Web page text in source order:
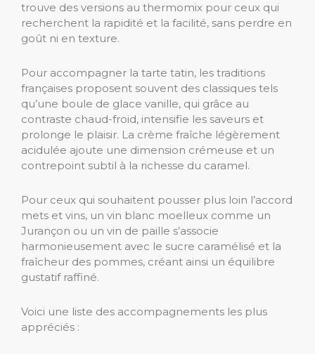
trouve des versions au thermomix pour ceux qui
recherchent la rapidité et la facilité, sans perdre en
goût ni en texture.
Pour accompagner la tarte tatin, les traditions
françaises proposent souvent des classiques tels
qu’une boule de glace vanille, qui grâce au
contraste chaud-froid, intensifie les saveurs et
prolonge le plaisir. La crème fraîche légèrement
acidulée ajoute une dimension crémeuse et un
contrepoint subtil à la richesse du caramel.
Pour ceux qui souhaitent pousser plus loin l’accord
mets et vins, un vin blanc moelleux comme un
Jurançon ou un vin de paille s’associe
harmonieusement avec le sucre caramélisé et la
fraîcheur des pommes, créant ainsi un équilibre
gustatif raffiné.
Voici une liste des accompagnements les plus
appréciés :